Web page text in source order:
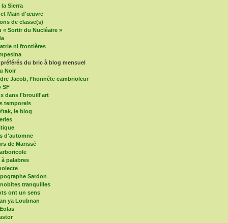
Sierra
et Main d'œuvre
de classe(s)
« Sortir du Nucléaire »
ni frontières
du bric à blog mensuel
Noir
Jacob, l’honnête cambrioleur
SF
dans l'brouill'art
temporels
le blog
d'automne
de Marissé
à palabres
Sardon
tranquilles
ont un sens
ya Loubnan